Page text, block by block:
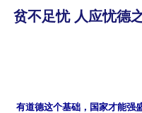
贫不足忧 人应忧德
有道德这个基础，国家才能强